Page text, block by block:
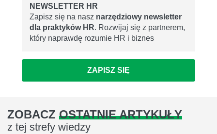
NEWSLETTER HR
Zapisz się na nasz narzędziowy newsletter
dla praktyków HR. Rozwijaj się z partnerem,
który naprawdę rozumie HR i biznes
ZAPISZ SIĘ
ZOBACZ OSTATNIE ARTYKUŁY
z tej strefy wiedzy